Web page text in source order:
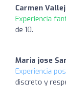
Carmen
Experiencia
de 10.
Maria jose
Experiencia
discreto y